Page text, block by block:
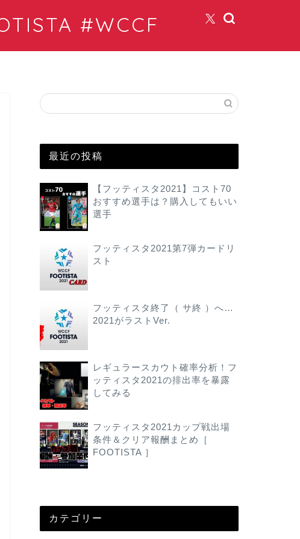
#WCCF
最近の投稿
【フッティスタ2021】コスト70
おすすめ選手は？購入してもいい
選手
フッティスタ2021第7弾カードリ
スト
フッティスタ終了（ サ終 ）へ…
2021がラストVer.
レギュラースカウト確率分析！フ
ッティスタ2021の排出率を暴露
してみる
フッティスタ2021カップ戦出場
条件＆クリア報酬まとめ［
FOOTISTA ］
カテゴリー